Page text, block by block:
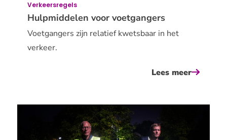
Hulpmiddelen voor voetgangers
Verkeersregels
Voetgangers zijn relatief kwetsbaar in het
verkeer.
Lees meerover